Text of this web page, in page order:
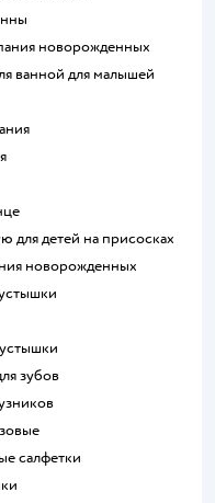
новорожденных
ванной для малышей
для детей на присосках
новорожденных
зубов
салфетки